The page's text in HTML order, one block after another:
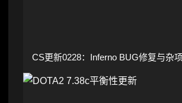
CS更新0228：Inferno BUG修复与杂